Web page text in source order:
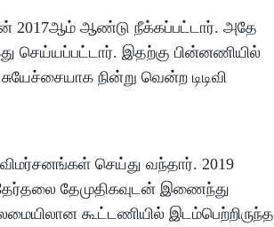
2017ஆம் ஆண்டு நீக்கப்பட்டார். அதே
இதற்கு பின்னணியில்
நின்று வென்ற டிடிவி
செய்து வந்தார். 2019
தேமுதிகவுடன் இணைந்து
கூட்டணியில் இடம்பெற்றிருந்த